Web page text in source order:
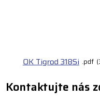
OK Tigrod 318Si pdf
Kontaktujte nás